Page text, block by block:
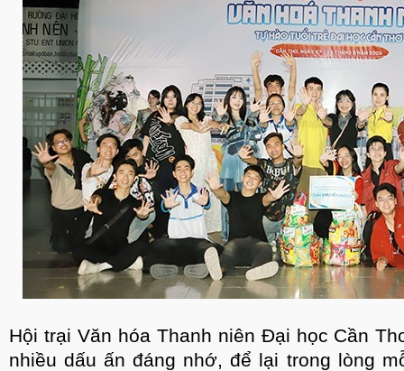
Hội trại Văn hóa Thanh niên Đại học Cần
nhiều dấu ấn đáng nhớ, để lại trong lòng